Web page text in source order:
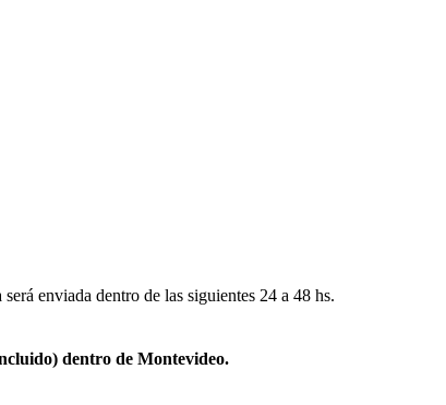
enviada dentro de las siguientes 24 a 48 hs.
dentro de Montevideo.